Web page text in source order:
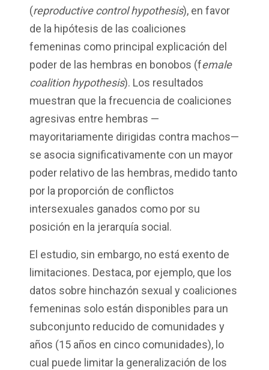
(reproductive control hypothesis), en favor
de la hipótesis de las coaliciones
femeninas como principal explicación del
poder de las hembras en bonobos (female
coalition hypothesis). Los resultados
muestran que la frecuencia de coaliciones
agresivas entre hembras —
mayoritariamente dirigidas contra machos—
se asocia significativamente con un mayor
poder relativo de las hembras, medido tanto
por la proporción de conflictos
intersexuales ganados como por su
posición en la jerarquía social.
El estudio, sin embargo, no está exento de
limitaciones. Destaca, por ejemplo, que los
datos sobre hinchazón sexual y coaliciones
femeninas solo están disponibles para un
subconjunto reducido de comunidades y
años (15 años en cinco comunidades), lo
cual puede limitar la generalización de los